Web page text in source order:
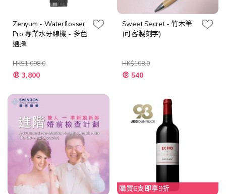
Zenyum - Waterflosser
Pro 專業水牙線機 - 多色
選擇
HK$1,098.0
3,800
Sweet Secret - 竹木筆
(可客製刻字)
HK$108.0
特
殊 540
購買6支即享9折